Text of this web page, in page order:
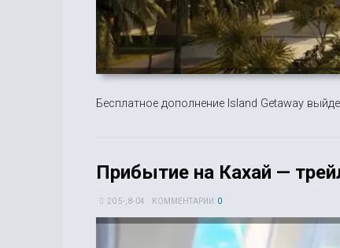
Бесплатное дополнение Island Getaway
Прибытие на Кахай —
20 5-, 8-04 КОММЕНТАРИИ: 0